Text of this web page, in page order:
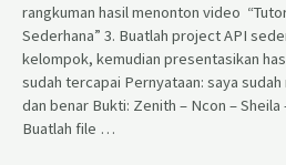
rangkuman hasil menonton video
Sederhana” 3. Buatlah project API
kelompok, kemudian presentasikan
sudah tercapai Pernyataan: saya
dan benar Bukti: Zenith – Ncon –
Buatlah file …